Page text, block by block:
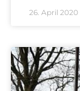
26. April 2020